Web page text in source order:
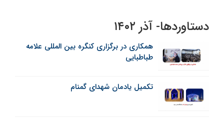
دستاوردها- آذر ۱۴۰۲
همکاری در برگزاری کنگره بین المللی علامه
طباطبایی
تکمیل یادمان شهدای گمنام